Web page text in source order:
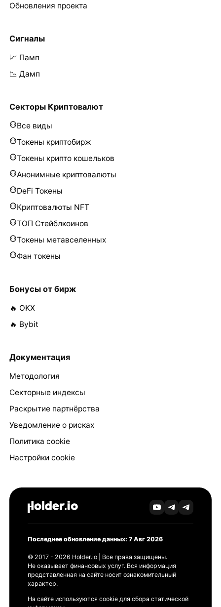
Обновления проекта
Сигналы
📈 Памп
📉 Дамп
Секторы Криптовалют
Все виды
Токены криптобирж
Токены крипто кошельков
Анонимные криптовалюты
DeFi Токены
Криптовалюты NFT
ТОП Стейблкоинов
Токены метавселенных
Фан токены
Бонусы от бирж
🔥 OKX
🔥 Bybit
Документация
Методология
Секторные индексы
Раскрытие партнёрства
Уведомление о рисках
Политика cookie
Настройки cookie
Последнее обновление данных: 7 Авг 2026
© 2017 - 2026 Holder.io | Все права защищены.
Не оказывает финансовых услуг. Вся информация
представленная на сайте носит ознакомительный
характер.
На сайте используются cookie для сбора статической